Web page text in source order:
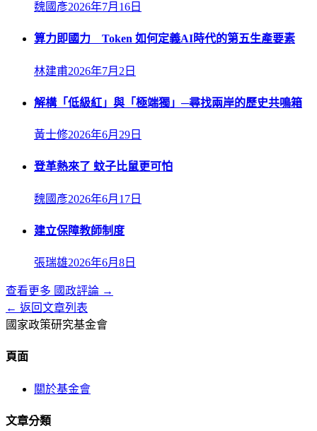
魏國彥2026年7月16日
算力即國力 Token 如何定義AI時代的第五生產要素
林建甫2026年7月2日
解構「低級紅」與「極端獨」─尋找兩岸的歷史共鳴箱
黃士修2026年6月29日
登革熱來了 蚊子比鼠更可怕
魏國彥2026年6月17日
建立保障教師制度
張瑞雄2026年6月8日
查看更多 國政評論 →
← 返回文章列表
國家政策研究基金會
頁面
關於基金會
文章分類